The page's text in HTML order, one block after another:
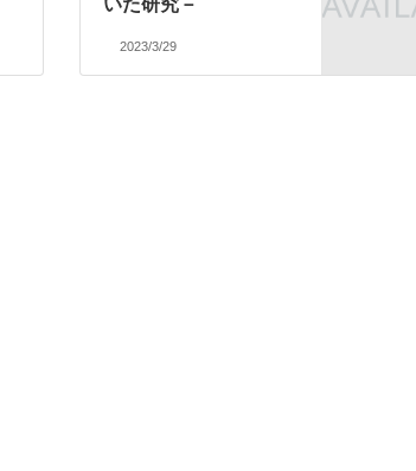
いた研究－
2023/3/29